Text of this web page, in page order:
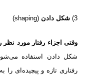
3) شکل دادن (shaping)
وقتى اجزاء رفتار مورد نظر
شکل دادن استفاده
رفتارى تازه و پیچیده‌اى را